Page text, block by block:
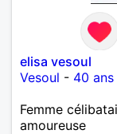
elisa vesoul
Vesoul - 40 ans
Femme
amoureuse